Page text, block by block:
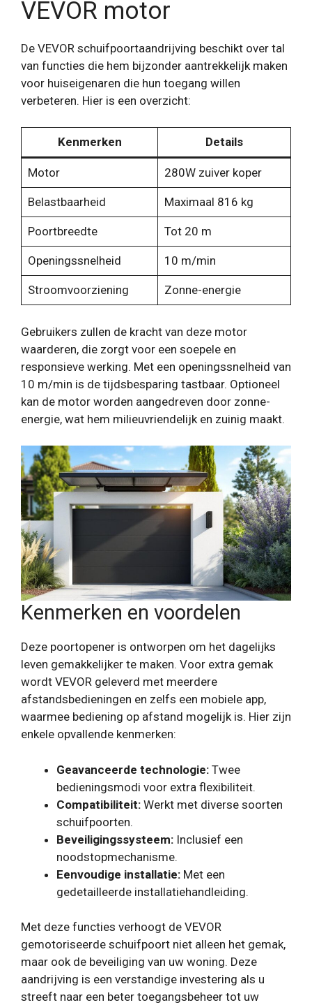
VEVOR motor
De VEVOR schuifpoortaandrijving beschikt over tal
van functies die hem bijzonder aantrekkelijk maken
voor huiseigenaren die hun toegang willen
verbeteren. Hier is een overzicht:
Kenmerken Details
Motor 280W zuiver koper
Belastbaarheid Maximaal 816 kg
Poortbreedte Tot 20 m
Openingssnelheid 10 m/min
Stroomvoorziening Zonne-energie
Gebruikers zullen de kracht van deze motor
waarderen, die zorgt voor een soepele en
responsieve werking. Met een openingssnelheid van
10 m/min is de tijdsbesparing tastbaar. Optioneel
kan de motor worden aangedreven door zonne-
energie, wat hem milieuvriendelijk en zuinig maakt.
Kenmerken en voordelen
Deze poortopener is ontworpen om het dagelijks
leven gemakkelijker te maken. Voor extra gemak
wordt VEVOR geleverd met meerdere
afstandsbedieningen en zelfs een mobiele app,
waarmee bediening op afstand mogelijk is. Hier zijn
enkele opvallende kenmerken:
Geavanceerde technologie: Twee
bedieningsmodi voor extra flexibiliteit.
Compatibiliteit: Werkt met diverse soorten
schuifpoorten.
Beveiligingssysteem: Inclusief een
noodstopmechanisme.
Eenvoudige installatie: Met een
gedetailleerde installatiehandleiding.
Met deze functies verhoogt de VEVOR
gemotoriseerde schuifpoort niet alleen het gemak,
maar ook de beveiliging van uw woning. Deze
aandrijving is een verstandige investering als u
streeft naar een beter toegangsbeheer tot uw